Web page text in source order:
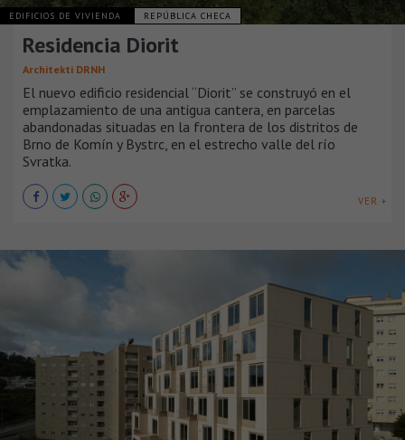
EDIFICIOS DE VIVIENDA REPÚBLICA CHECA
Residencia Diorit
Architekti DRNH
El nuevo edificio residencial “Diorit” se construyó en el
emplazamiento de una antigua cantera, en parcelas
abandonadas situadas en la frontera de los distritos de
Brno de Komín y Bystrc, en el estrecho valle del río
Svratka.
VER +